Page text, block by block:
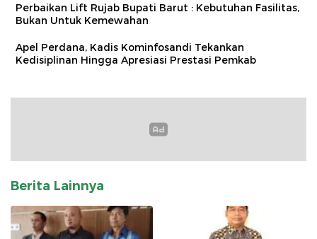
Perbaikan Lift Rujab Bupati Barut : Kebutuhan Fasilitas,
Bukan Untuk Kemewahan
Apel Perdana, Kadis Kominfosandi Tekankan
Kedisiplinan Hingga Apresiasi Prestasi Pemkab
Berita Lainnya